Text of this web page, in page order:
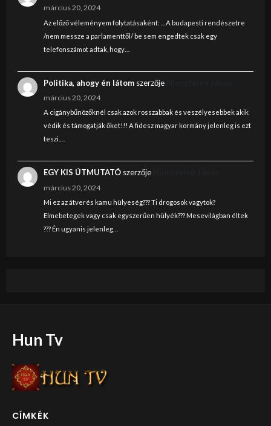
március 20, 2024
Az előző véleményem folytatásaként: ... A budapesti rendészetre
/nem messze a parlamenttől/ be sem engedtek csak egy
telefonszámot adtak, hogy…
Politika, ahogy én látomszerzője
március 20, 2024
A cigánybűnözőknél csak azok rosszabbak és veszélyesebbek akik
védik és támogatják őket!!! A fidesz magyar kormány jelenleg is ezt
teszi.…
EGY KIS ÚTMUTATÓszerzője
március 20, 2024
Mi ez az átverés kamu hülyeség??? Ti drogosok vagytok?
Elmebetegek vagy csak egyszerűen hülyék??? Mesevilágban éltek
??? Én ugyanis jelenleg…
Hun Tv
CÍMKÉK